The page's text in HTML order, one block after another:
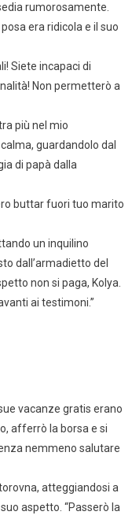
rumorosamente.
era ridicola e il suo
Siete incapaci di
Non permetterò a
più nel mio
guardandolo dal
di papà dalla
buttar fuori tuo marito
un inquilino
dall’armadietto del
non si paga, Kolya.
ai testimoni.”
vacanze gratis erano
afferrò la borsa e si
nemmeno salutare
atteggiandosi a
aspetto. “Passerò la